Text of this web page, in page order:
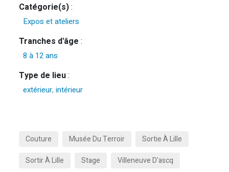
Catégorie(s):
Expos et ateliers
Tranches d'âge :
8 à 12 ans
Type de lieu:
extérieur,intérieur
Couture Musée Du Terroir
Sortie À Lille
Sortir À Lille
Stage
Villeneuve D'ascq